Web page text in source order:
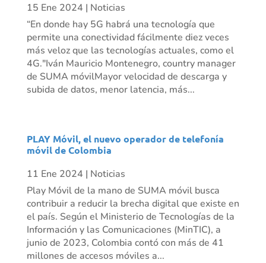
15 Ene 2024 | Noticias
“En donde hay 5G habrá una tecnología que
permite una conectividad fácilmente diez veces
más veloz que las tecnologías actuales, como el
4G."Iván Mauricio Montenegro, country manager
de SUMA móvilMayor velocidad de descarga y
subida de datos, menor latencia, más...
PLAY Móvil, el nuevo operador de telefonía
móvil de Colombia
11 Ene 2024 | Noticias
Play Móvil de la mano de SUMA móvil busca
contribuir a reducir la brecha digital que existe en
el país. Según el Ministerio de Tecnologías de la
Información y las Comunicaciones (MinTIC), a
junio de 2023, Colombia contó con más de 41
millones de accesos móviles a...